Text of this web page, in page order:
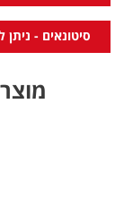
סיטונאים -